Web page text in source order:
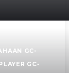
GC-
GC-